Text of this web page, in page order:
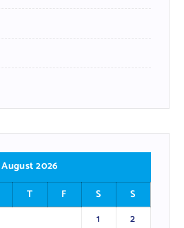
August 2026
T F S
S
1
2